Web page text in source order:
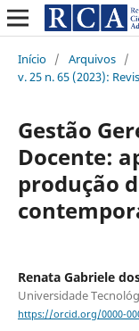
Início / Arquivos /
v. 25 n. 65 (2023):
Gestão
Docente:
produção
Renata Gabriele
Universidade
https://orcid.org/0000-